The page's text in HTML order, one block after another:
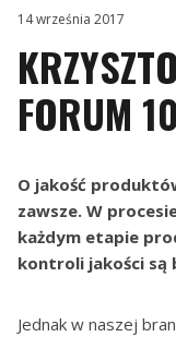
14 września 2017
FORUM
O jakość
zawsze. W
każdym etapie
kontroli jakości są
Jednak w naszej